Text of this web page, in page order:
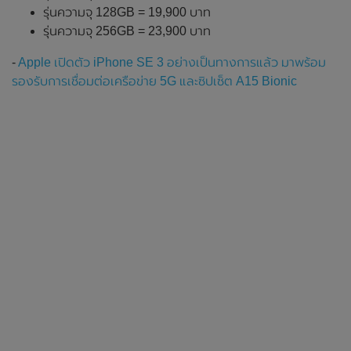
รุ่นความจุ 128GB = 19,900 บาท
รุ่นความจุ 256GB = 23,900 บาท
-Apple เปิดตัว iPhone SE 3 อย่างเป็นทางการแล้ว มาพร้อม
รองรับการเชื่อมต่อเครือข่าย 5G และซิปเซ็ต A15 Bionic